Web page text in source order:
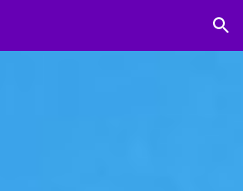
Skip to navigation